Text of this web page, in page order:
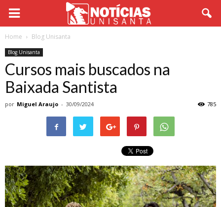
Home Blog Unisanta
Blog Unisanta
Cursos mais buscados na
Baixada Santista
por Miguel Araujo - 30/09/2024 785